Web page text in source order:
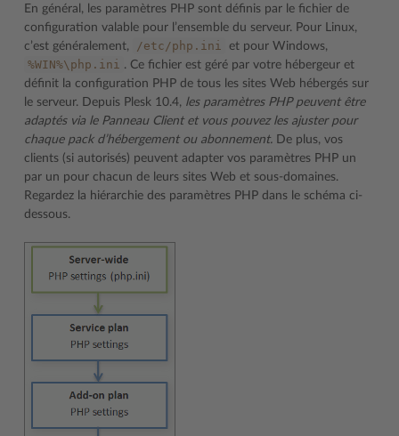
En général, les paramètres PHP sont définis par le fichier de
configuration valable pour l’ensemble du serveur. Pour Linux,
c’est généralement,
/etc/php.ini et pour Windows,
%WIN%\php.ini . Ce fichier est géré par votre hébergeur et
définit la configuration PHP de tous les sites Web hébergés sur
le serveur. Depuis Plesk 10.4, les paramètres PHP peuvent être
adaptés via le Panneau Client et vous pouvez les ajuster pour
chaque pack d’hébergement ou abonnement. De plus, vos
clients (si autorisés) peuvent adapter vos paramètres PHP un
par un pour chacun de leurs sites Web et sous-domaines.
Regardez la hiérarchie des paramètres PHP dans le schéma ci-
dessous.